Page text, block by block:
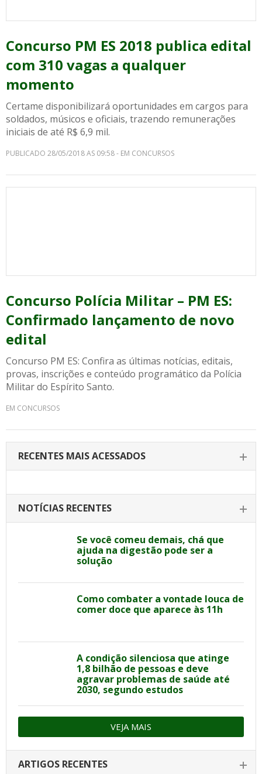
Concurso PM ES 2018 publica edital
com 310 vagas a qualquer
momento
Certame disponibilizará oportunidades em cargos para
soldados, músicos e oficiais, trazendo remunerações
iniciais de até R$ 6,9 mil.
PUBLICADO 28/05/2018 AS 09:58 - EM CONCURSOS
Concurso Polícia Militar – PM ES:
Confirmado lançamento de novo
edital
Concurso PM ES: Confira as últimas notícias, editais,
provas, inscrições e conteúdo programático da Polícia
Militar do Espírito Santo.
EM CONCURSOS
RECENTES MAIS ACESSADOS
NOTÍCIAS RECENTES
Se você comeu demais, chá que
ajuda na digestão pode ser a
solução
Como combater a vontade louca de
comer doce que aparece às 11h
A condição silenciosa que atinge
1,8 bilhão de pessoas e deve
agravar problemas de saúde até
2030, segundo estudos
VEJA MAIS
ARTIGOS RECENTES